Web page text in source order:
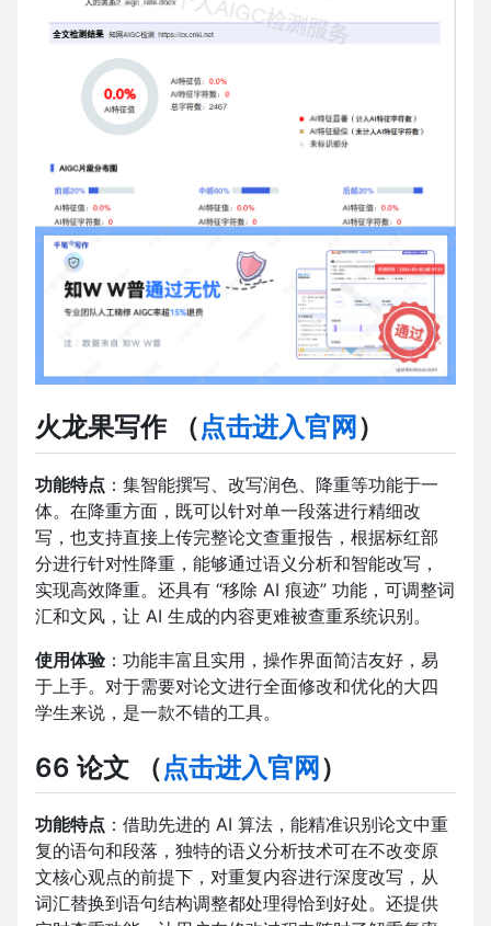
火龙果写作（点击进入官网 ）
功能特点 ：集智能撰写、改写润色、降重等功能于一
体。在降重方面，既可以针对单一段落进行精细改
写，也支持直接上传完整论文查重报告，根据标红部
分进行针对性降重，能够通过语义分析和智能改写，
实现高效降重。还具有 “移除 AI 痕迹” 功能，可调整词
汇和文风，让 AI 生成的内容更难被查重系统识别。
使用体验：功能丰富且实用，操作界面简洁友好，易
于上手。对于需要对论文进行全面修改和优化的大四
学生来说，是一款不错的工具。
66 论文 （点击进入官网）
功能特点 ：借助先进的 AI 算法，能精准识别论文中重
复的语句和段落，独特的语义分析技术可在不改变原
文核心观点的前提下，对重复内容进行深度改写，从
词汇替换到语句结构调整都处理得恰到好处。还提供